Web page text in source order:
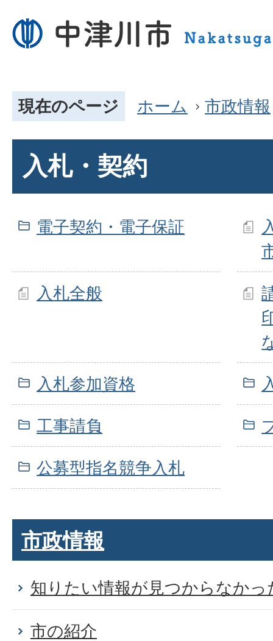
現在のページ ホーム 市政情報
入札・契約
電子契約・電子保証
入札全般
入札参加資格
工事請負
公募型指名競争入札
市政情報
知りたい情報が見つからなか
市の紹介